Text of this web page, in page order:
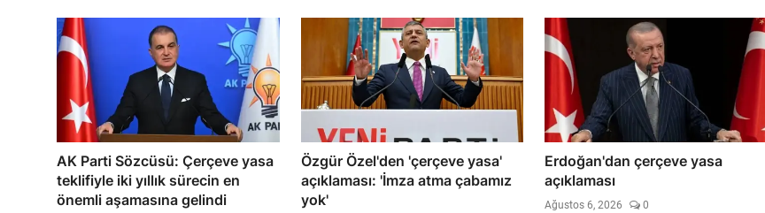
AK Parti Sözcüsü: Çerçeve yasa
teklifiyle iki yıllık sürecin en
önemli aşamasına gelindi
Özgür Özel'den 'çerçeve yasa'
açıklaması: 'İmza atma çabamız
yok'
Erdoğan'dan çerçeve yasa
açıklaması
Ağustos 6, 2026 0